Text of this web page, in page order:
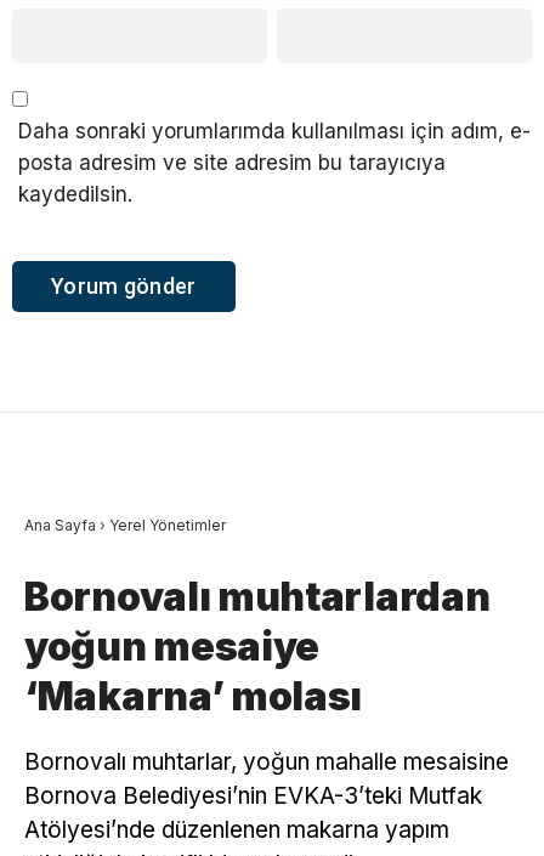
Daha sonraki yorumlarımda kullanılması için adım, e-
posta adresim ve site adresim bu tarayıcıya
kaydedilsin.
Ana Sayfa › Yerel Yönetimler
Bornovalı muhtarlardan
yoğun mesaiye
‘Makarna’ molası
Bornovalı muhtarlar, yoğun mahalle mesaisine
Bornova Belediyesi’nin EVKA-3’teki Mutfak
Atölyesi’nde düzenlenen makarna yapım